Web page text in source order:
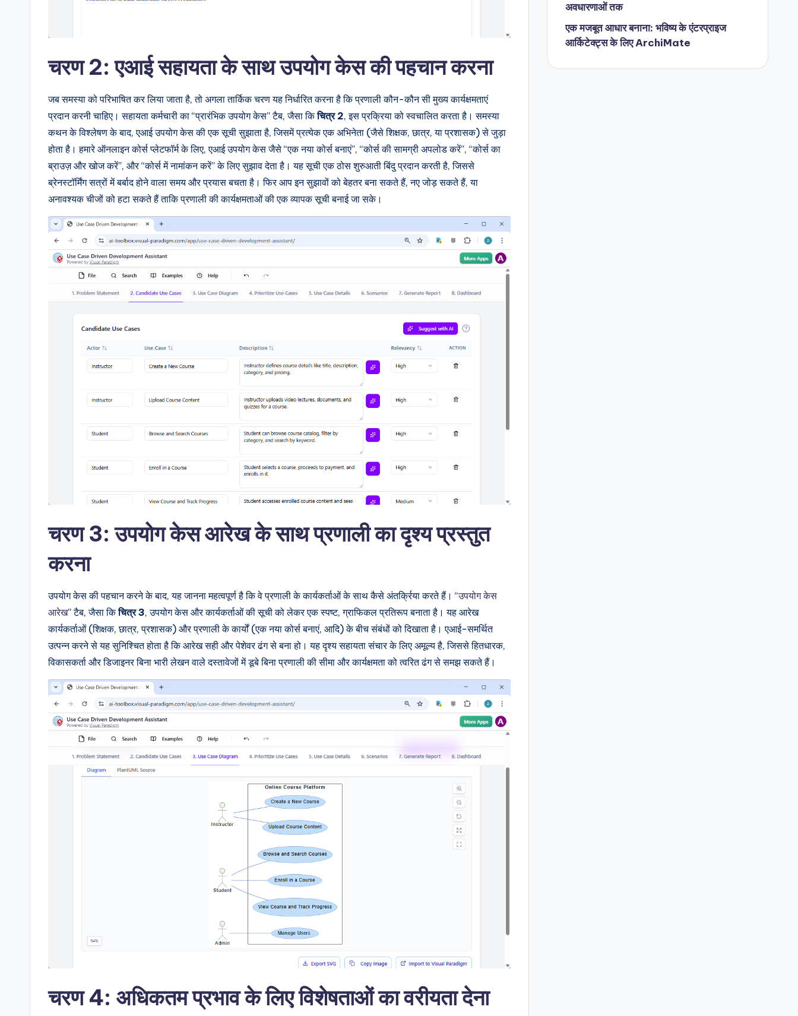
चरण 2: एआई सहायता के साथ उपयोग केस की पहचान करना
जब समस्या को परिभाषित कर लिया जाता है, तो अगला तार्किक चरण यह निर्धारित करना है कि प्रणाली कौन-कौन सी मुख्य कार्यक्षमताएं
प्रदान करनी चाहिए। सहायता कर्मचारी का “प्रारंभिक उपयोग केस” टैब, जैसा किचित्र 2, इस प्रक्रिया को स्वचालित करता है। समस्या
कथन के विश्लेषण के बाद, एआई उपयोग केस की एक सूची सुझाता है, जिसमें प्रत्येक एक अभिनेता (जैसे शिक्षक, छात्र, या प्रशासक) से जुड़ा
होता है। हमारे ऑनलाइन कोर्स प्लेटफॉर्म के लिए, एआई उपयोग केस जैसे “एक नया कोर्स बनाएं”, “कोर्स की सामग्री अपलोड करें”, “कोर्स का
ब्राउज़ और खोज करें”, और “कोर्स में नामांकन करें” के लिए सुझाव देता है। यह सूची एक ठोस शुरुआती बिंदु प्रदान करती है, जिससे
ब्रेनस्टॉर्मिंग सत्रों में बर्बाद होने वाला समय और प्रयास बचता है। फिर आप इन सुझावों को बेहतर बना सकते हैं, नए जोड़ सकते हैं, या
अनावश्यक चीजों को हटा सकते हैं ताकि प्रणाली की कार्यक्षमताओं की एक व्यापक सूची बनाई जा सके।
चरण 3: उपयोग केस आरेख के साथ प्रणाली का दृश्य प्रस्तुत
करना
उपयोग केस की पहचान करने के बाद, यह जानना महत्वपूर्ण है कि वे प्रणाली के कार्यकर्ताओं के साथ कैसे अंतर्क्रिया करते हैं। “उपयोग केस
आरेख” टैब, जैसा किचित्र 3, उपयोग केस और कार्यकर्ताओं की सूची को लेकर एक स्पष्ट, ग्राफिकल प्रतिरूप बनाता है। यह आरेख
कार्यकर्ताओं (शिक्षक, छात्र, प्रशासक) और प्रणाली के कार्यों (एक नया कोर्स बनाएं, आदि) के बीच संबंधों को दिखाता है। एआई-समर्थित
उत्पन्न करने से यह सुनिश्चित होता है कि आरेख सही और पेशेवर ढंग से बना हो। यह दृश्य सहायता संचार के लिए अमूल्य है, जिससे हितधारक,
विकासकर्ता और डिजाइनर बिना भारी लेखन वाले दस्तावेजों में डूबे बिना प्रणाली की सीमा और कार्यक्षमता को त्वरित ढंग से समझ सकते हैं।
चरण 4: अधिकतम प्रभाव के लिए विशेषताओं का वरीयता देना
अवधारणाओं तक
एक मजबूत आधार बनाना: भविष्य के एंटरप्राइज
आर्किटेक्ट्स के लिए ArchiMate